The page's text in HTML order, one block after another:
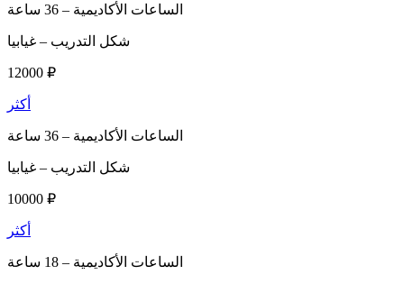
الساعات الأكاديمية –
شكل التدريب – غيابيا
12000 ₽
أكثر
الساعات الأكاديمية –
شكل التدريب – غيابيا
10000 ₽
أكثر
الساعات الأكاديمية –